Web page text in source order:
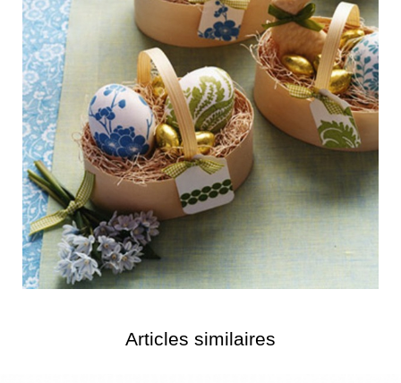
Articles similaires